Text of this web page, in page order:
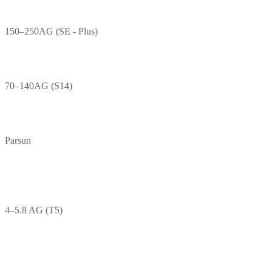
150–250AG (SE - Plus)
70–140AG (S14)
Parsun
4–5.8 AG (T5)